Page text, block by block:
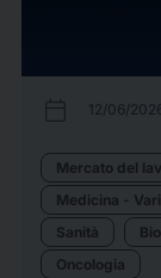
calendar_today 12/06/
Mercato del
Medicina -
Sanità
Oncologia